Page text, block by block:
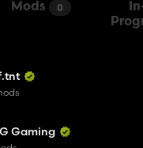
Mods 0
Gaming